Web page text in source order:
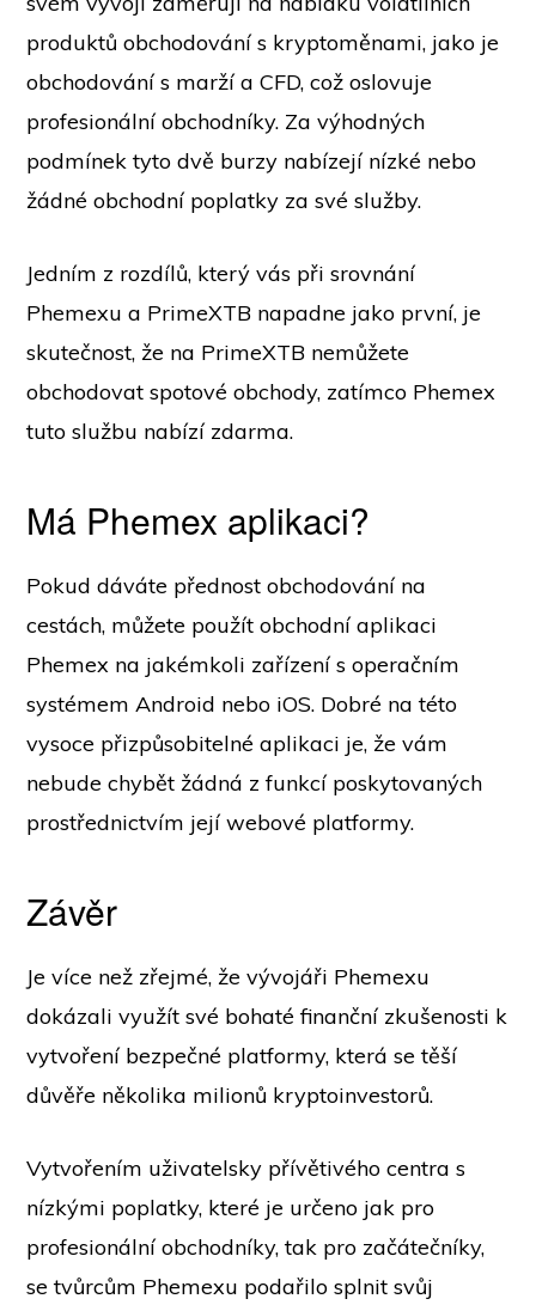
produktů obchodování s kryptoměnami, jako je
obchodování s marží a CFD, což oslovuje
profesionální obchodníky. Za výhodných
podmínek tyto dvě burzy nabízejí nízké nebo
žádné obchodní poplatky za své služby.
Jedním z rozdílů, který vás při srovnání
Phemexu a PrimeXTB napadne jako první, je
skutečnost, že na PrimeXTB nemůžete
obchodovat spotové obchody, zatímco Phemex
tuto službu nabízí zdarma.
Má Phemex aplikaci?
Pokud dáváte přednost obchodování na
cestách, můžete použít obchodní aplikaci
Phemex na jakémkoli zařízení s operačním
systémem Android nebo iOS. Dobré na této
vysoce přizpůsobitelné aplikaci je, že vám
nebude chybět žádná z funkcí poskytovaných
prostřednictvím její webové platformy.
Závěr
Je více než zřejmé, že vývojáři Phemexu
dokázali využít své bohaté finanční zkušenosti k
vytvoření bezpečné platformy, která se těší
důvěře několika milionů kryptoinvestorů.
Vytvořením uživatelsky přívětivého centra s
nízkými poplatky, které je určeno jak pro
profesionální obchodníky, tak pro začátečníky,
se tvůrcům Phemexu podařilo splnit svůj